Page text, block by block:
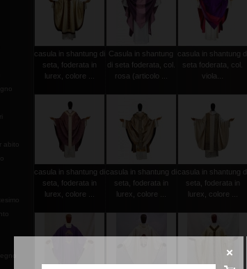
casula in shantung di
seta, foderata in
lurex, colore ...
Casula in shantung
di seta foderata, col.
rosa (articolo ...
casula in shantung di
seta foderata, col.
viola...
casula in shantung di
seta, foderata in
lurex, colore ...
casula in shantung di
seta, foderata in
lurex, colore ...
casula in shantung di
seta, foderata in
lurex, colore ...